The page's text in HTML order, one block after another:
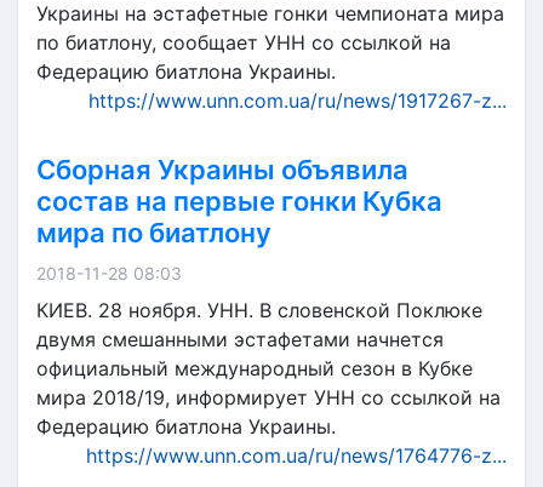
Украины на эстафетные гонки чемпионата мира
по биатлону, сообщает УНН со ссылкой на
Федерацию биатлона Украины.
https://www.unn.com.ua/ru/news/1917267-z...
Сборная Украины объявила
состав на первые гонки Кубка
мира по биатлону
2018-11-28 08:03
КИЕВ. 28 ноября. УНН. В словенской Поклюке
двумя смешанными эстафетами начнется
официальный международный сезон в Кубке
мира 2018/19, информирует УНН со ссылкой на
Федерацию биатлона Украины.
https://www.unn.com.ua/ru/news/1764776-z...